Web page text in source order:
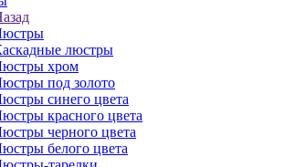
люстры
хром
под золото
синего цвета
красного цвета
черного цвета
белого цвета